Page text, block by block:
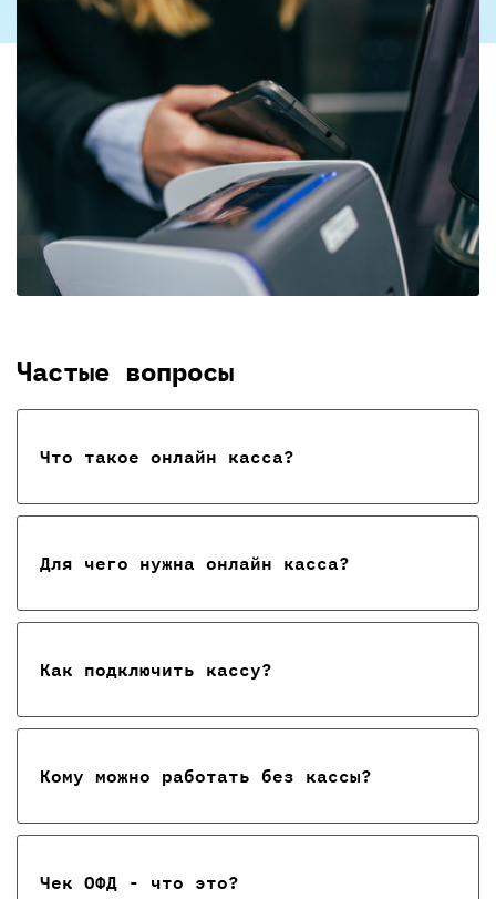
Частые вопросы
Что такое онлайн касса?
Для чего нужна онлайн касса?
Как подключить кассу?
Кому можно работать без кассы?
Чек ОФД - что это?